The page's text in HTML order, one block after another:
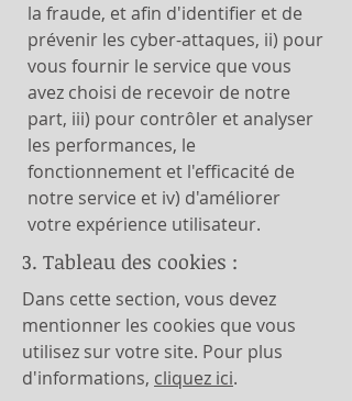
la fraude, et afin d'identifier et de
prévenir les cyber-attaques, ii) pour
vous fournir le service que vous
avez choisi de recevoir de notre
part, iii) pour contrôler et analyser
les performances, le
fonctionnement et l'efficacité de
notre service et iv) d'améliorer
votre expérience utilisateur.
3. Tableau des cookies :
Dans cette section, vous devez
mentionner les cookies que vous
utilisez sur votre site. Pour plus
d'informations, cliquez ici.